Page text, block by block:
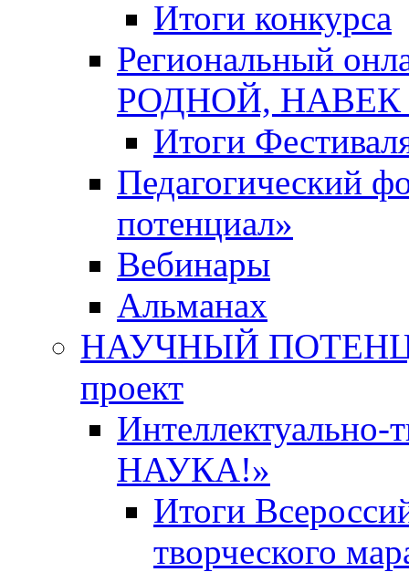
Итоги конкурса
Региональный
РОДНОЙ,
Итоги
Педагогический
потенциал»
Вебинары
Альманах
НАУЧНЫЙ
проект
НАУКА!»
Итоги
творческого